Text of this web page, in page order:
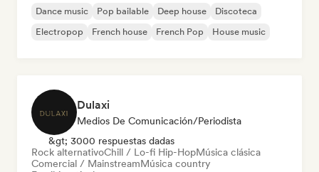
Dance music Pop bailable Deep house
Discoteca
Electropop
French house French Pop House music
Dulaxi
Medios De Comunicación/Periodista
&gt; 3000 respuestas dadas
Rock alternativoChill / Lo-fi Hip-HopMúsica clásica
Comercial / MainstreamMúsica country